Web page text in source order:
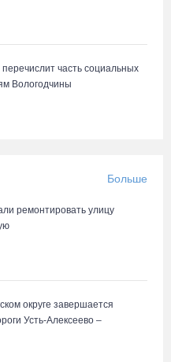
часть социальных
Вологодчины
Больше
ремонтировать улицу
округе завершается
Усть-Алексеево –